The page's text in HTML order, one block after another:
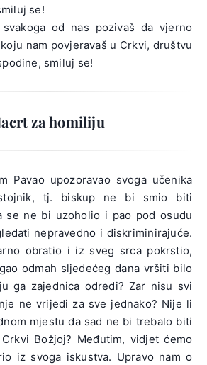
se!
od nas pozivaš da vjerno
nam povjeravaš u Crkvi, društvu
smiluj se!
za homiliju
Pavao upozoravao svoga učenika
tj. biskup ne bi smio biti
se ne bi uzoholio i pao pod osudu
nepravedno i diskriminirajuće.
obratio i iz sveg srca pokrstio,
odmah sljedećeg dana vršiti bilo
ga zajednica odredi? Zar nisu svi
ne vrijedi za sve jednako? Nije li
mjestu da sad ne bi trebalo biti
Božjoj? Međutim, vidjet ćemo
iz svoga iskustva. Upravo nam o